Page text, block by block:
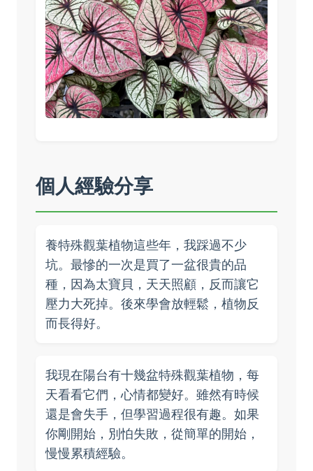
個人經驗分享
養特殊觀葉植物這些年，我踩過不少
坑。最慘的一次是買了一盆很貴的品
種，因為太寶貝，天天照顧，反而讓它
壓力大死掉。後來學會放輕鬆，植物反
而長得好。
我現在陽台有十幾盆特殊觀葉植物，每
天看看它們，心情都變好。雖然有時候
還是會失手，但學習過程很有趣。如果
你剛開始，別怕失敗，從簡單的開始，
慢慢累積經驗。